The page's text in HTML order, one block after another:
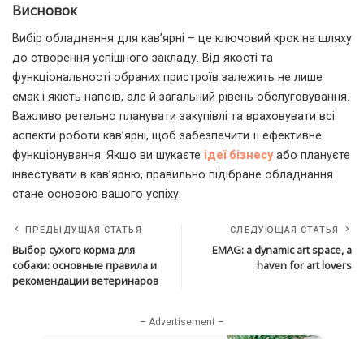
Висновок
Вибір обладнання для кав’ярні – це ключовий крок на шляху
до створення успішного закладу. Від якості та
функціональності обраних пристроїв залежить не лише
смак і якість напоїв, але й загальний рівень обслуговування.
Важливо ретельно планувати закупівлі та враховувати всі
аспекти роботи кав’ярні, щоб забезпечити її ефективне
функціонування. Якщо ви шукаєте ідеї бізнесуабо плануєте
інвестувати в кав’ярню, правильно підібране обладнання
стане основою вашого успіху.
ПРЕДЫДУЩАЯ СТАТЬЯ
Выбор сухого корма для
собаки: основные правила и
рекомендации ветеринаров
СЛЕДУЮЩАЯ СТАТЬЯ
EMAG: a dynamic art space, a
haven for art lovers
– Advertisement –